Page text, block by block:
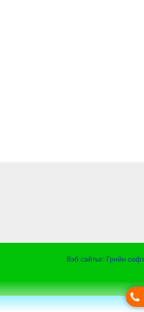
Вэб сайтыг: Грийн